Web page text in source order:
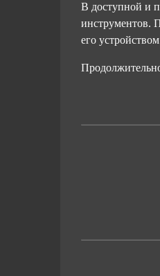
В доступной и
инструментов.
его